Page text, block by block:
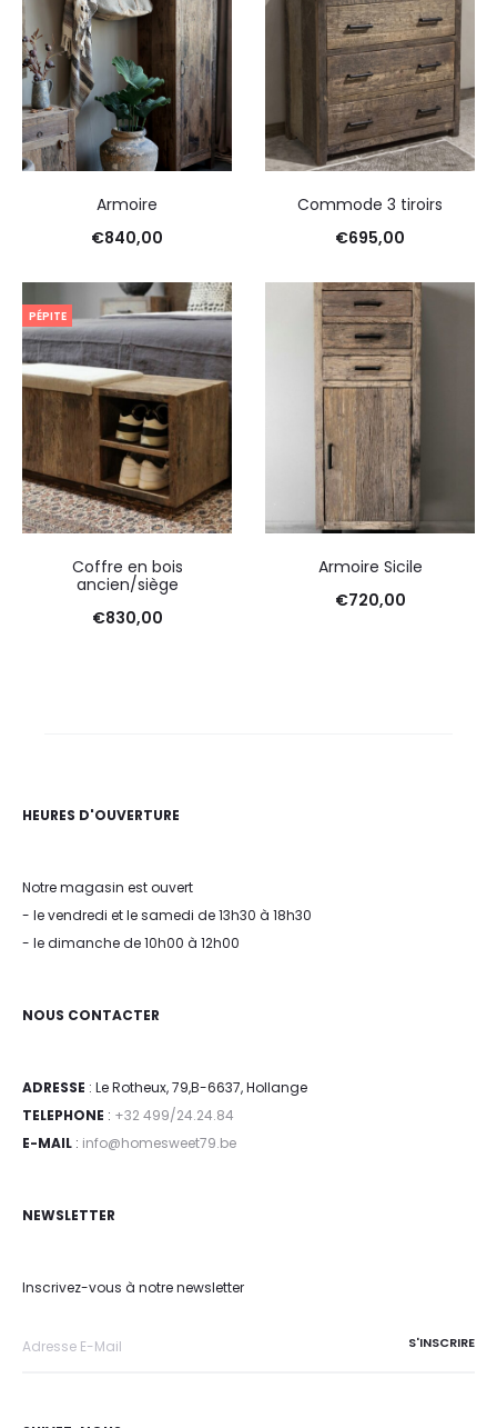
Armoire
€840,00
Commode 3 tiroirs
€695,00
PÉPITE
Coffre en bois
ancien/siège
€830,00
Armoire Sicile
€720,00
HEURES D'OUVERTURE
Notre magasin est ouvert
- le vendredi et le samedi de 13h30 à 18h30
- le dimanche de 10h00 à 12h00
NOUS CONTACTER
ADRESSE : Le Rotheux, 79,B-6637, Hollange
TELEPHONE : +32 499/24.24.84
E-MAIL : info@homesweet79.be
NEWSLETTER
Inscrivez-vous à notre newsletter